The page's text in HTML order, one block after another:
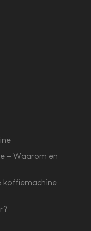
– Waarom en
koffiemachine